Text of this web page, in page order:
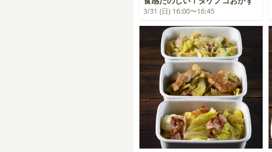
3/31 (日) 16:00〜16:45